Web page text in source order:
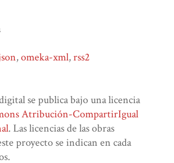
,omeka-xml,rss2
se publica bajo una licencia
Atribución-CompartirIgual
. Las licencias de las obras
proyecto se indican en cada